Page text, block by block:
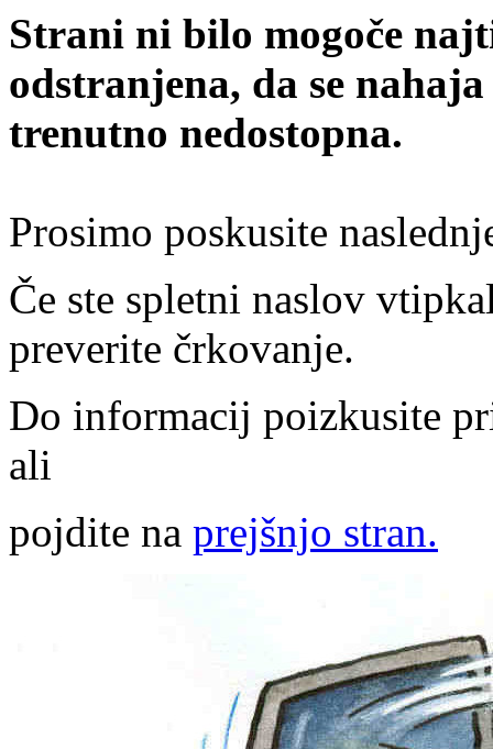
Strani ni bilo mogoče
odstranjena, da se
trenutno nedostopna.
Prosimo poskusite
Če ste spletni naslov
preverite črkovanje.
Do informacij poizkusite
ali
pojdite na prejšnjo stran.